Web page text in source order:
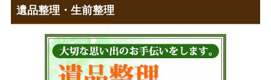
遺品整理・生前整理